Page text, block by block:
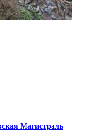
Магистраль